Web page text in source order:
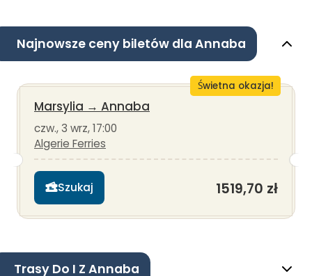
Najnowsze ceny biletów dla Annaba
Świetna okazja!
Marsylia → Annaba
czw., 3 wrz, 17:00
Algerie Ferries
Szukaj 1519,70 zł
Trasy Do I Z Annaba